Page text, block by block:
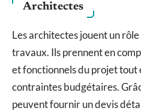
Architectes
Les architectes jouent un
travaux. Ils prennent en
et fonctionnels du projet tout
contraintes budgétaires.
peuvent fournir un devis